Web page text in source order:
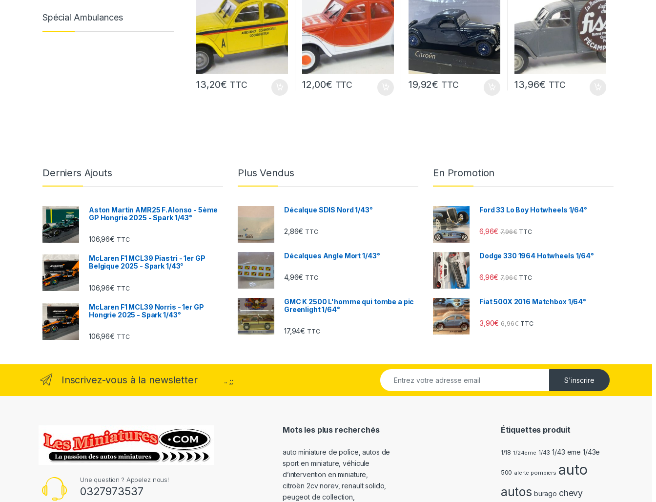
13,20€ TTC 12,00€ TTC 19,92€ TTC 13,96€ TTC
Spécial Ambulances
Derniers Ajouts
Aston Martin AMR25 F.Alonso - 5ème
GP Hongrie 2025 - Spark 1/43°
106,96€ TTC
McLaren F1 MCL39 Piastri - 1er GP
Belgique 2025 - Spark 1/43°
106,96€ TTC
McLaren F1 MCL39 Norris - 1er GP
Hongrie 2025 - Spark 1/43°
106,96€ TTC
Plus Vendus
Décalque SDIS Nord 1/43°
2,86€ TTC
Décalques Angle Mort 1/43°
4,96€ TTC
GMC K 2500 L'homme qui tombe a pic
Greenlight 1/64°
17,94€ TTC
En Promotion
Ford 33 Lo Boy Hotwheels 1/64°
6,96€ 7,96€ TTC
Dodge 330 1964 Hotwheels 1/64°
6,96€ 7,96€ TTC
Fiat 500X 2016 Matchbox 1/64°
3,90€ 6,96€ TTC
Inscrivez-vous à la newsletter .. ;; S'inscrire
Une question ? Appelez nous!
0327973537
Mots les plus recherchés
auto miniature de police ,autos de
sport en miniature ,véhicule
d’intervention en miniature
citroën 2cv norev,renault solido
peugeot de collection
Étiquettes produit
1/18 1/24eme 1/43 1/43 eme 1/43e
500 alerte pompiers auto
autos burago chevy